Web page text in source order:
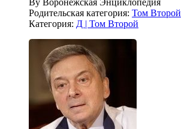
Родительская категория: Том Второй
Категория: Д | Том Второй